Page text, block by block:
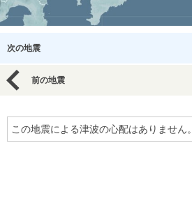
次の地震
前の地震
この地震による津波の心配はありません。